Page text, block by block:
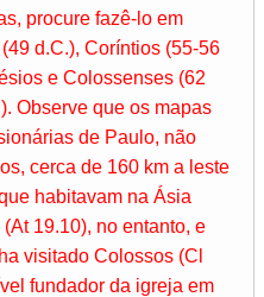
procure fazê-lo em
d.C.), Coríntios (55-56
e Colossenses (62
Observe que os mapas
de Paulo, não
cerca de 160 km a leste
habitavam na Ásia
19.10), no entanto, e
visitado Colossos (Cl
fundador da igreja em